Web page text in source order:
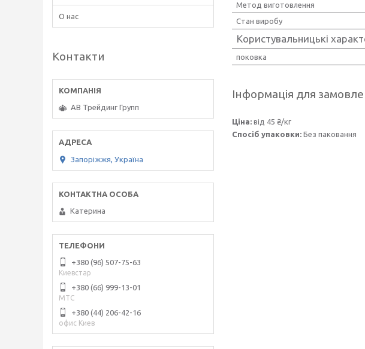
Метод виготовлення
Стан виробу
Користувальницькі
поковка
Інформація для
Ціна: від 45 ₴/кг
Спосіб упаковки: Без паковання
О нас
Контакти
АВ Трейдинг Групп
Запоріжжя, Україна
Катерина
+380 (96) 507-75-63
Киевстар
+380 (66) 999-13-01
МТС
+380 (44) 206-42-16
офис Киев